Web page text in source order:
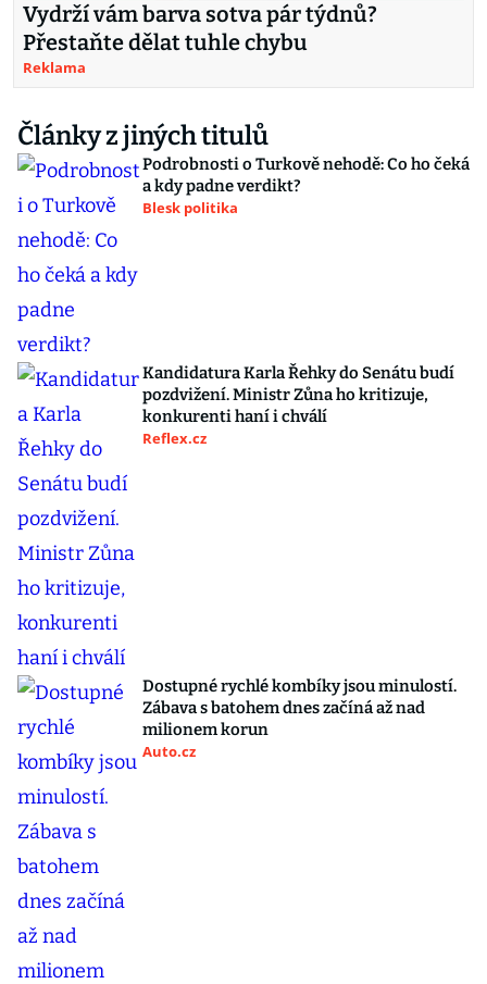
Vydrží vám barva sotva pár týdnů?
Přestaňte dělat tuhle chybu
Reklama
Články z jiných titulů
Podrobnosti o Turkově nehodě: Co ho čeká
a kdy padne verdikt?
Blesk politika
Kandidatura Karla Řehky do Senátu budí
pozdvižení. Ministr Zůna ho kritizuje,
konkurenti haní i chválí
Reflex.cz
Dostupné rychlé kombíky jsou minulostí.
Zábava s batohem dnes začíná až nad
milionem korun
Auto.cz